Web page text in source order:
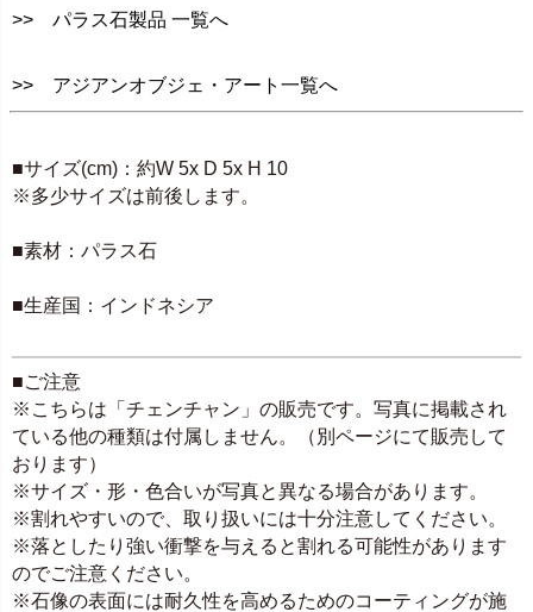
>> パラス石製品 一覧へ
>> アジアンオブジェ・アート一覧へ
■サイズ(cm)：約W 5x D 5x H 10
※多少サイズは前後します。
■素材：パラス石
■生産国：インドネシア
■ご注意
※こちらは「チェンチャン」の販売です。写真に掲載され
ている他の種類は付属しません。（別ページにて販売して
おります）
※サイズ・形・色合いが写真と異なる場合があります。
※割れやすいので、取り扱いには十分注意してください。
※落としたり強い衝撃を与えると割れる可能性があります
のでご注意ください。
※石像の表面には耐久性を高めるためのコーティングが施